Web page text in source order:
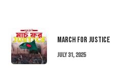
March for Justice
July 31, 2025